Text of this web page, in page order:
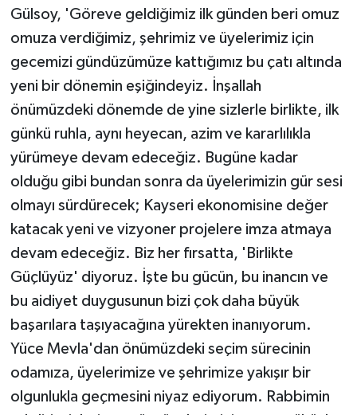
Gülsoy, 'Göreve geldiğimiz ilk günden beri omuz
omuza verdiğimiz, şehrimiz ve üyelerimiz için
gecemizi gündüzümüze kattığımız bu çatı altında
yeni bir dönemin eşiğindeyiz. İnşallah
önümüzdeki dönemde de yine sizlerle birlikte, ilk
günkü ruhla, aynı heyecan, azim ve kararlılıkla
yürümeye devam edeceğiz. Bugüne kadar
olduğu gibi bundan sonra da üyelerimizin gür sesi
olmayı sürdürecek; Kayseri ekonomisine değer
katacak yeni ve vizyoner projelere imza atmaya
devam edeceğiz. Biz her fırsatta, 'Birlikte
Güçlüyüz' diyoruz. İşte bu gücün, bu inancın ve
bu aidiyet duygusunun bizi çok daha büyük
başarılara taşıyacağına yürekten inanıyorum.
Yüce Mevla'dan önümüzdeki seçim sürecinin
odamıza, üyelerimize ve şehrimize yakışır bir
olgunlukla geçmesini niyaz ediyorum. Rabbimin